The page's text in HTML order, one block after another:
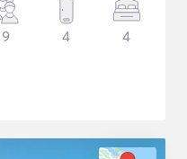
9 4 4